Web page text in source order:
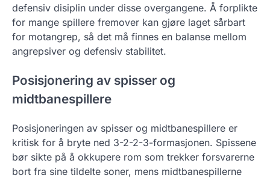
defensiv disiplin under disse overgangene. Å forplikte
for mange spillere fremover kan gjøre laget sårbart
for motangrep, så det må finnes en balanse mellom
angrepsiver og defensiv stabilitet.
Posisjonering av spisser og
midtbanespillere
Posisjoneringen av spisser og midtbanespillere er
kritisk for å bryte ned 3-2-2-3-formasjonen. Spissene
bør sikte på å okkupere rom som trekker forsvarerne
bort fra sine tildelte soner, mens midtbanespillerne